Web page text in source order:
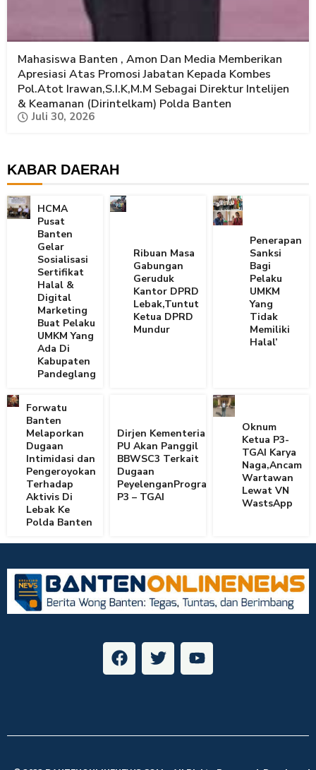
Mahasiswa Banten , Amon Dan Media Memberikan
Apresiasi Atas Promosi Jabatan Kepada Kombes
Pol.Atot Irawan,S.I.K,M.M Sebagai Direktur Intelijen
& Keamanan (Dirintelkam) Polda Banten
Juli 30, 2026
KABAR DAERAH
HCMA
Pusat
Banten
Gelar
Sosialisasi
Sertifikat
Halal &
Digital
Marketing
Buat Pelaku
UMKM Yang
Ada Di
Kabupaten
Pandeglang
Ribuan Masa
Gabungan
Geruduk
Kantor DPRD
Lebak,Tuntut
Ketua DPRD
Mundur
Penerapan
Sanksi
Bagi
Pelaku
UMKM
Yang
Tidak
Memiliki
Halal’
Forwatu
Banten
Melaporkan
Dugaan
Intimidasi dan
Pengeroyokan
Terhadap
Aktivis Di
Lebak Ke
Polda Banten
Dirjen Kementerian
PU Akan Panggil
BBWSC3 Terkait
Dugaan
PeyelenganProgram
P3 – TGAI
Oknum
Ketua P3-
TGAI Karya
Naga,Ancam
Wartawan
Lewat VN
WastsApp